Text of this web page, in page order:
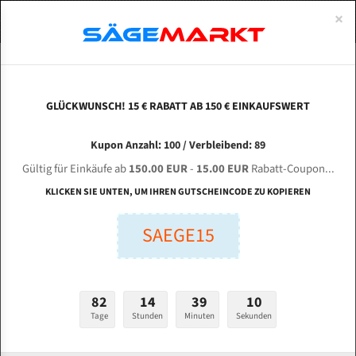
Pehaka HS 400/800 GBS Bi-Metal M42 HSS
Bandsägeblatt
Länge (mm):
Stärken + Zahnteilung:
mm
ABOUTS
ENGLISH
Bi-Metall Meterware
Fleischerei Bandsägeblätter
Bandmesser Glatt Meterware
Konvex Meterware
×
GLÜCKWUNSCH! 15 € RABATT AB 150 € EINKAUFSWERT
Kupon Anzahl: 100 / Verbleibend: 89
Gültig für Einkäufe ab150.00 EUR- 15.00 EURRabatt-Coupon...
KLICKEN SIE UNTEN, UM IHREN GUTSCHEINCODE ZU KOPIEREN
SAEGE15
82
Tage
14
Stunden
39
Minuten
10
Sekunden